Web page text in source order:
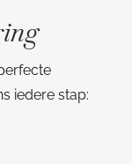
iedere stap: